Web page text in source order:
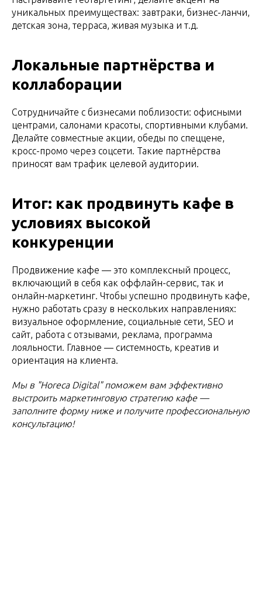
уникальных преимуществах: завтраки, бизнес-ланчи,
детская зона, терраса, живая музыка и т.д.
Локальные партнёрства и
коллаборации
Сотрудничайте с бизнесами поблизости: офисными
центрами, салонами красоты, спортивными клубами.
Делайте совместные акции, обеды по спеццене,
кросс-промо через соцсети. Такие партнёрства
приносят вам трафик целевой аудитории.
Итог: как продвинуть кафе в
условиях высокой
конкуренции
Продвижение кафе — это комплексный процесс,
включающий в себя как оффлайн-сервис, так и
онлайн-маркетинг. Чтобы успешно продвинуть кафе,
нужно работать сразу в нескольких направлениях:
визуальное оформление, социальные сети, SEO и
сайт, работа с отзывами, реклама, программа
лояльности. Главное — системность, креатив и
ориентация на клиента.
Мы в "Horeca Digital" поможем вам эффективно
выстроить маркетинговую стратегию кафе —
заполните форму ниже и получите профессиональную
консультацию!